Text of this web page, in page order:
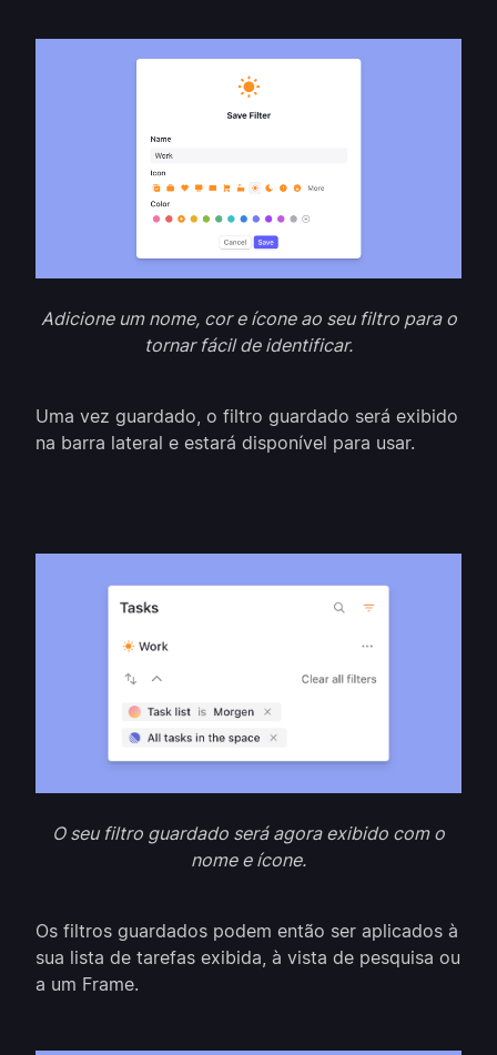
Adicione um nome, cor e ícone ao seu filtro para o
tornar fácil de identificar.
Uma vez guardado, o filtro guardado será exibido
na barra lateral e estará disponível para usar.
O seu filtro guardado será agora exibido com o
nome e ícone.
Os filtros guardados podem então ser aplicados à
sua lista de tarefas exibida, à vista de pesquisa ou
a um Frame.